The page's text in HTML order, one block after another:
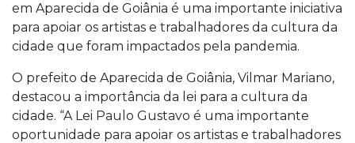
em Aparecida de Goiânia é uma importante iniciativa
para apoiar os artistas e trabalhadores da cultura da
cidade que foram impactados pela pandemia.
O prefeito de Aparecida de Goiânia, Vilmar Mariano,
destacou a importância da lei para a cultura da
cidade. “A Lei Paulo Gustavo é uma importante
oportunidade para apoiar os artistas e trabalhadores